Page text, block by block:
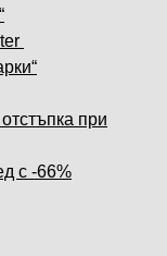
при
с -66%